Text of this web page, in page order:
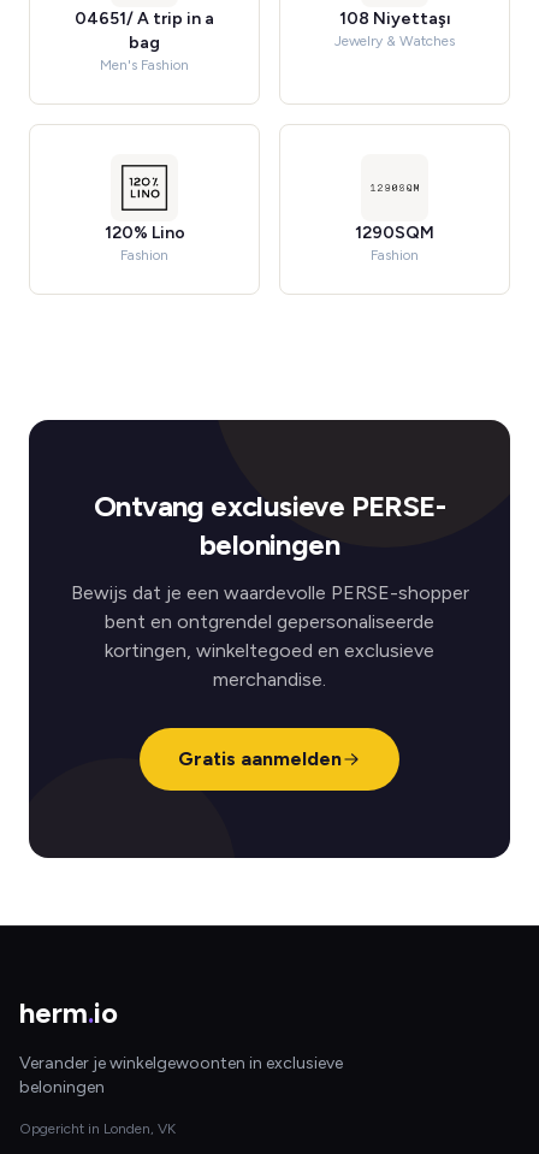
04651/ A trip in a
bag
Men's Fashion
108 Niyettaşı
Jewelry & Watches
120% Lino
Fashion
1290SQM
Fashion
Ontvang exclusieve PERSE-
beloningen
Bewijs dat je een waardevolle PERSE-shopper
bent en ontgrendel gepersonaliseerde
kortingen, winkeltegoed en exclusieve
merchandise.
Gratis aanmelden
herm.io
Verander je winkelgewoonten in exclusieve
beloningen
Opgericht in Londen, VK